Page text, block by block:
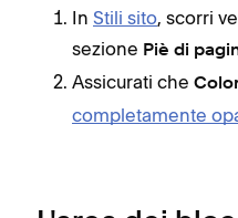
In Stili sito, scorri
sezione Piè di
Assicurati che
completamente